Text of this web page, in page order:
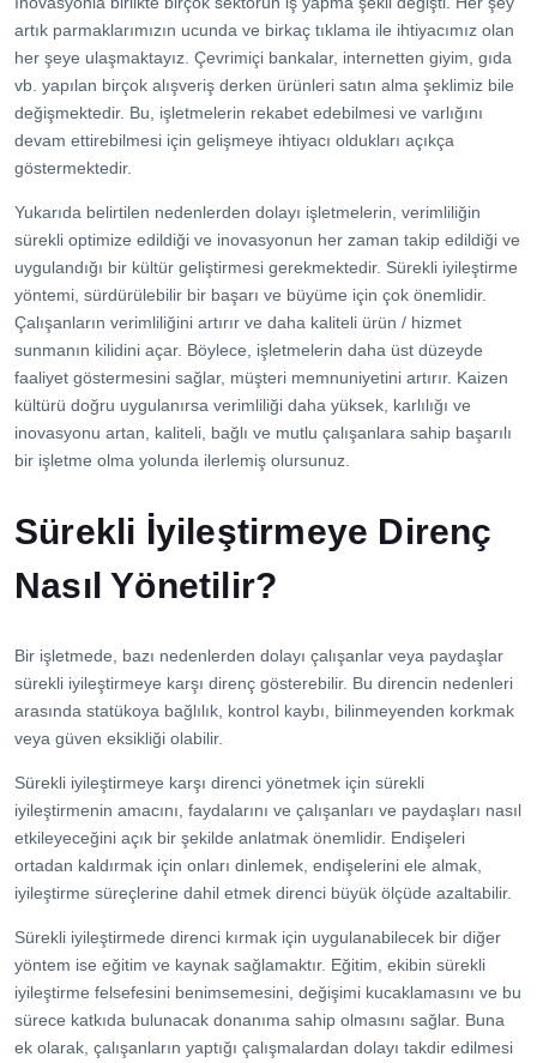
artık parmaklarımızın ucunda ve birkaç tıklama ile ihtiyacımız olan
her şeye ulaşmaktayız. Çevrimiçi bankalar, internetten giyim, gıda
vb. yapılan birçok alışveriş derken ürünleri satın alma şeklimiz bile
değişmektedir. Bu, işletmelerin rekabet edebilmesi ve varlığını
devam ettirebilmesi için gelişmeye ihtiyacı oldukları açıkça
göstermektedir.
Yukarıda belirtilen nedenlerden dolayı işletmelerin, verimliliğin
sürekli optimize edildiği ve inovasyonun her zaman takip edildiği ve
uygulandığı bir kültür geliştirmesi gerekmektedir. Sürekli iyileştirme
yöntemi, sürdürülebilir bir başarı ve büyüme için çok önemlidir.
Çalışanların verimliliğini artırır ve daha kaliteli ürün / hizmet
sunmanın kilidini açar. Böylece, işletmelerin daha üst düzeyde
faaliyet göstermesini sağlar, müşteri memnuniyetini artırır. Kaizen
kültürü doğru uygulanırsa verimliliği daha yüksek, karlılığı ve
inovasyonu artan, kaliteli, bağlı ve mutlu çalışanlara sahip başarılı
bir işletme olma yolunda ilerlemiş olursunuz.
Sürekli İyileştirmeye Direnç
Nasıl Yönetilir?
Bir işletmede, bazı nedenlerden dolayı çalışanlar veya paydaşlar
sürekli iyileştirmeye karşı direnç gösterebilir. Bu direncin nedenleri
arasında statükoya bağlılık, kontrol kaybı, bilinmeyenden korkmak
veya güven eksikliği olabilir.
Sürekli iyileştirmeye karşı direnci yönetmek için sürekli
iyileştirmenin amacını, faydalarını ve çalışanları ve paydaşları nasıl
etkileyeceğini açık bir şekilde anlatmak önemlidir. Endişeleri
ortadan kaldırmak için onları dinlemek, endişelerini ele almak,
iyileştirme süreçlerine dahil etmek direnci büyük ölçüde azaltabilir.
Sürekli iyileştirmede direnci kırmak için uygulanabilecek bir diğer
yöntem ise eğitim ve kaynak sağlamaktır. Eğitim, ekibin sürekli
iyileştirme felsefesini benimsemesini, değişimi kucaklamasını ve bu
sürece katkıda bulunacak donanıma sahip olmasını sağlar. Buna
ek olarak, çalışanların yaptığı çalışmalardan dolayı takdir edilmesi